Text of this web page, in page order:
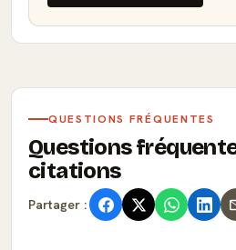
QUESTIONS FRÉQUENTES
Questions
citations
Partager :